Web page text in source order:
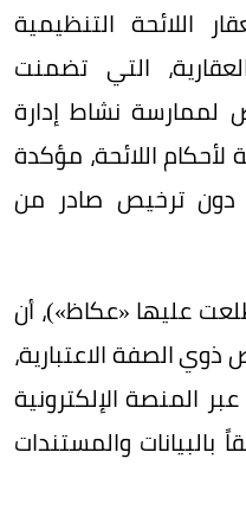
اللائحة التنظيمية
التي تضمنت
لممارسة نشاط إدارة
لأحكام اللائحة، مؤكدة
دون ترخيص صادر من
عليها «عكاظ»)، أن
الصفة الاعتبارية،
المنصة الإلكترونية
والمستندات